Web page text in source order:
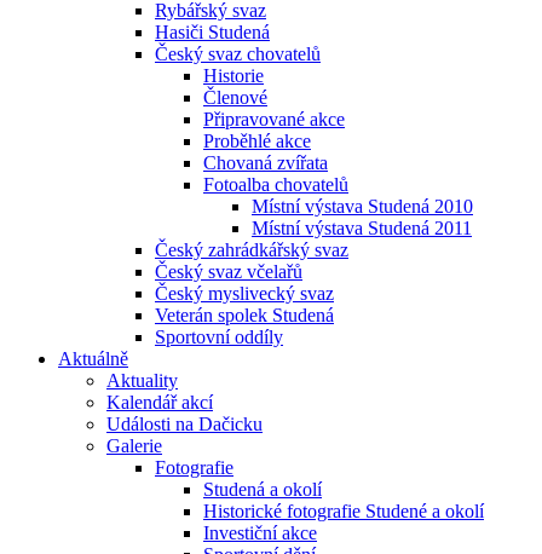
Rybářský svaz
Hasiči Studená
Český svaz chovatelů
Historie
Členové
Připravované akce
Proběhlé akce
Chovaná zvířata
Fotoalba chovatelů
Místní výstava Studená 2010
Místní výstava Studená 2011
Český zahrádkářský svaz
Český svaz včelařů
Český myslivecký svaz
Veterán spolek Studená
Sportovní oddíly
Aktuálně
Aktuality
Kalendář akcí
Události na Dačicku
Galerie
Fotografie
Studená a okolí
Historické fotografie Studené a okolí
Investiční akce